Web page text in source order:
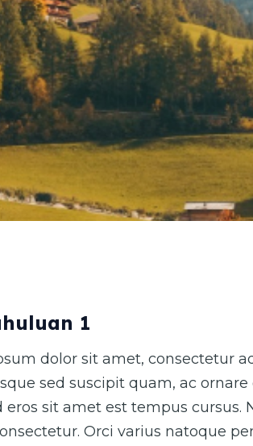
1
dolor sit amet, consectetur
sed suscipit quam, ac ornare
eros sit amet est tempus cursus.
Orci varius natoque